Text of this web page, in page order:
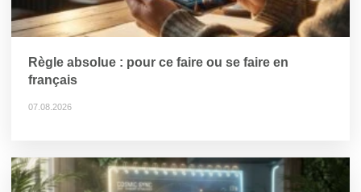
Règle absolue : pour ce faire ou se faire en
français
07.08.2026